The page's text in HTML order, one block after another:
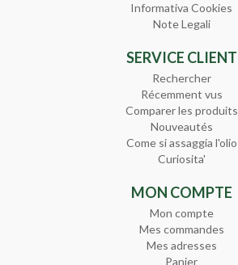
Informativa Cookies
Note Legali
SERVICE CLIENT
Rechercher
Récemment vus
Comparer les produits
Nouveautés
Come si assaggia l'olio
Curiosita'
MON COMPTE
Mon compte
Mes commandes
Mes adresses
Panier